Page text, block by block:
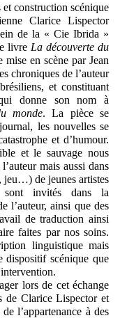
construction scénique
Clarice Lispector
de la « Cie Ibrida »
livre La découverte du
en scène par Jean
chroniques de l’auteur
et constituant
donne son nom à
monde. La pièce se
les nouvelles se
et d’humour.
et le sauvage nous
mais aussi dans
jeu…) de jeunes artistes
sont invités dans la
l’auteur, ainsi que des
de traduction ainsi
faites par nos soins.
linguistique mais
dispositif scénique que
lors de cet échange
de Clarice Lispector et
l’appartenance à des